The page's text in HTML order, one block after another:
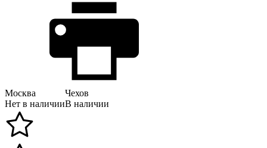
Москва
Нет в наличии
Чехов
В наличии